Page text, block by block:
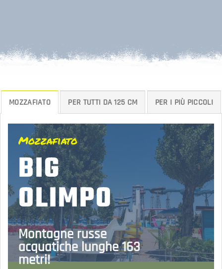
MOZZAFIATO PER TUTTI DA 125 CM PER I PIÙ PICCOLI
Mozzafiato
BIG
OLIMPO
Montagne russe
acquatiche lunghe 163
metri!